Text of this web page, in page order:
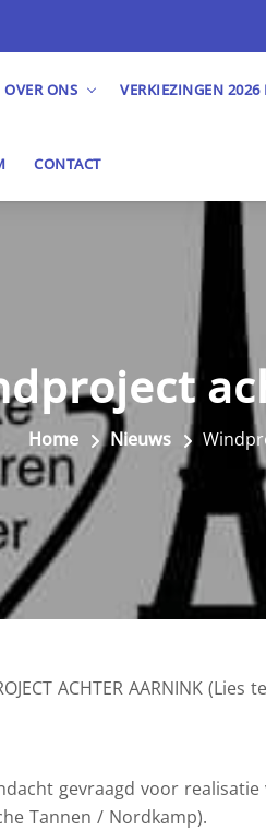
OVER ONS VERKIEZINGEN
CONTACT
Home Nieuws
ACHTER AARNINK (Lies
gevraagd voor
Tannen / Nordkamp).